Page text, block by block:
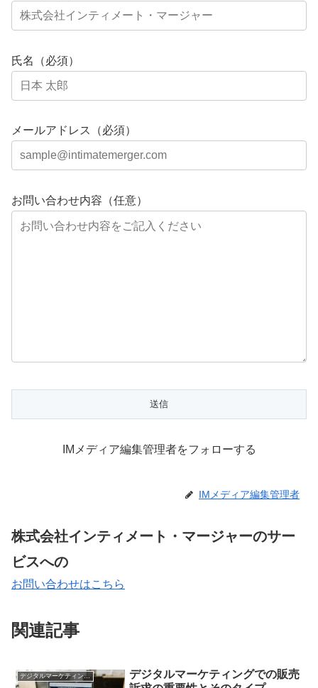
氏名（必須）
メールアドレス（必須）
お問い合わせ内容（任意）
IMメディア編集管理者をフォローする
IMメディア編集管理者
株式会社インティメート・マージャーのサー
ビスへの
お問い合わせはこちら
関連記事
デジタルマーケティング基礎
デジタルマーケティングでの販売